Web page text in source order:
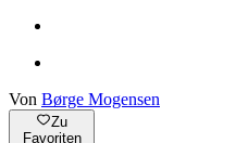
Von Børge Mogensen
Zu
Favoriten